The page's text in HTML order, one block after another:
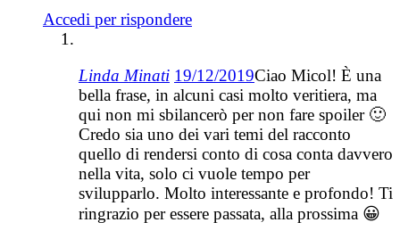
Accedi per rispondere
Linda Minati 19/12/2019Ciao Micol! È una
bella frase, in alcuni casi molto veritiera, ma
qui non mi sbilancerò per non fare spoiler 🙂
Credo sia uno dei vari temi del racconto
quello di rendersi conto di cosa conta davvero
nella vita, solo ci vuole tempo per
svilupparlo. Molto interessante e profondo! Ti
ringrazio per essere passata, alla prossima 😀